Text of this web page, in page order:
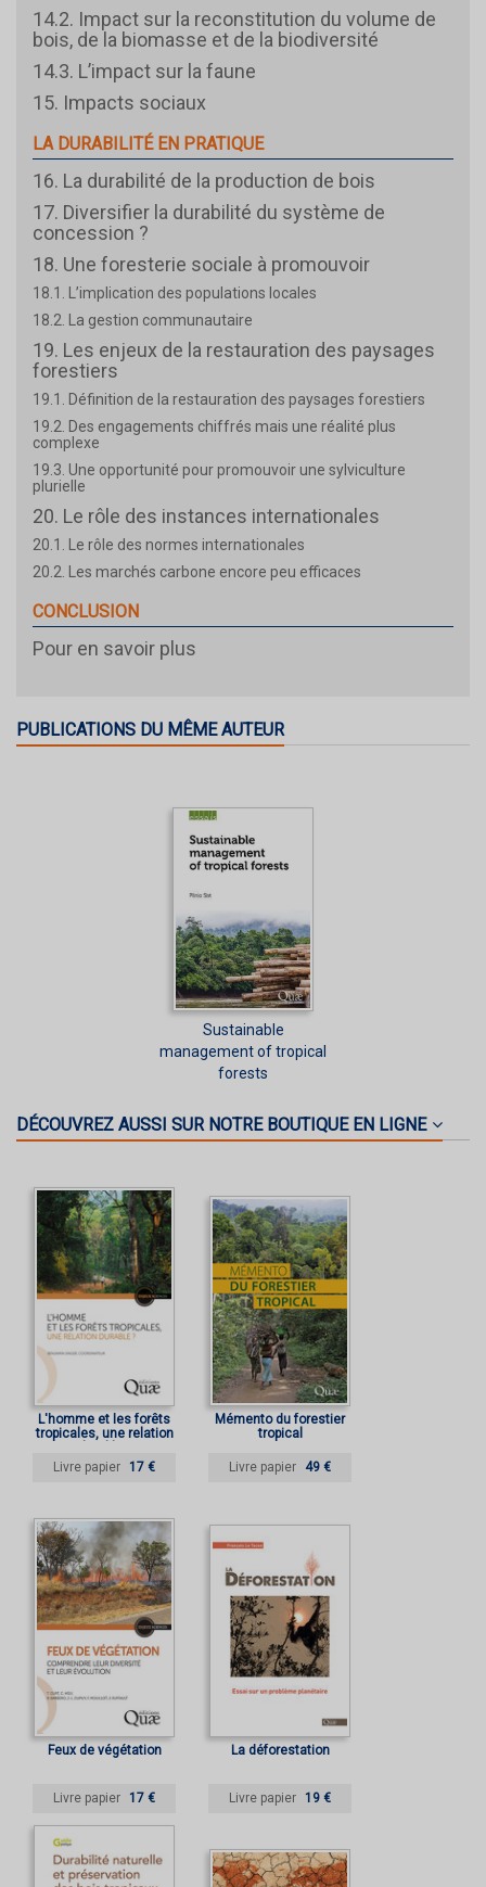
14.2. Impact sur la reconstitution du volume de
bois, de la biomasse et de la biodiversité
14.3. L’impact sur la faune
15. Impacts sociaux
LA DURABILITÉ EN PRATIQUE
16. La durabilité de la production de bois
17. Diversifier la durabilité du système de
concession ?
18. Une foresterie sociale à promouvoir
18.1. L’implication des populations locales
18.2. La gestion communautaire
19. Les enjeux de la restauration des paysages
forestiers
19.1. Définition de la restauration des paysages forestiers
19.2. Des engagements chiffrés mais une réalité plus
complexe
19.3. Une opportunité pour promouvoir une sylviculture
plurielle
20. Le rôle des instances internationales
20.1. Le rôle des normes internationales
20.2. Les marchés carbone encore peu efficaces
CONCLUSION
Pour en savoir plus
PUBLICATIONS DU MÊME AUTEUR
Sustainable
management of tropical
forests
DÉCOUVREZ AUSSI SUR NOTRE BOUTIQUE EN LIGNE
L'homme et les forêts
tropicales, une relation
Livre papier 17 €
Mémento du forestier
tropical
Livre papier 49 €
Feux de végétation
Livre papier 17 €
La déforestation
Livre papier 19 €